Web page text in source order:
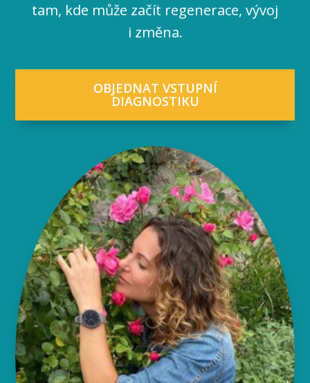
tam, kde může začít regenerace, vývoj
i změna.
OBJEDNAT VSTUPNÍ
DIAGNOSTIKU